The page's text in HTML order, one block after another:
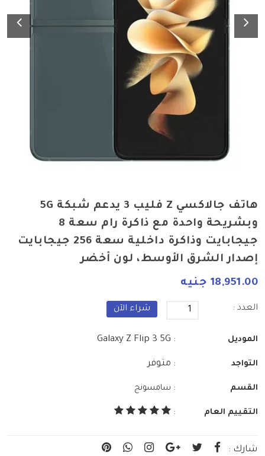
هاتف جالاكسي Z فليب 3 يدعم شبكة 5G
وبشريحة واحدة مع ذاكرة رام سعة 8
جيجابايت وذاكرة داخلية سعة 256 جيجابايت
إصدار الشرق الأوسط، لون أخضر
18,951.00 جنيه
العدد : شراء الآن
الموديل : Galaxy Z Flip 3 5G
التواجد : متوفر
القسم : سامسونج
التقييم العام :
شارك :